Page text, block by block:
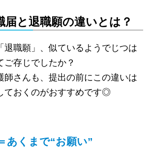
届と退職願の違いとは？
退職願」、似ているようでじつは
ご存じでしたか？
師さんも、提出の前にこの違いは
ておくのがおすすめです◎
あくまで“お願い”